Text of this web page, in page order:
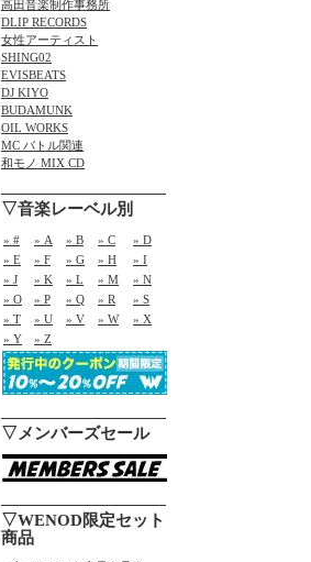
高田音楽制作事務所
DLIP RECORDS
女性アーティスト
SHING02
EVISBEATS
DJ KIYO
BUDAMUNK
OIL WORKS
MC バトル関連
和モノ MIX CD
▽音楽レーベル別
» # » A » B » C
» D
» E
» F » G » H
» I
» J
» K » L » M
» N
» O
» P » Q » R
» S
» T
» U » V » W
» X
» Y
» Z
▽メンバーズセール
▽WENOD限定セット
商品